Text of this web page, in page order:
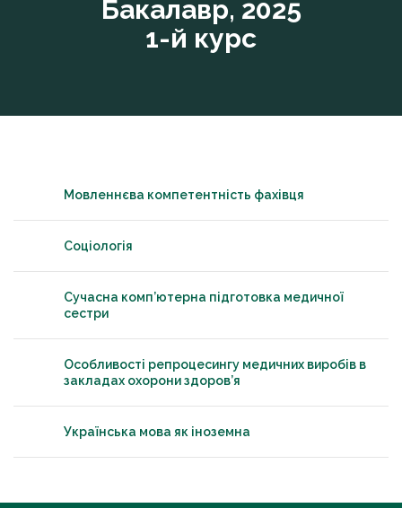
Бакалавр, 2025
1-й курс
Мовленнєва компетентність фахівця
Соціологія
Сучасна комп’ютерна підготовка медичної
сестри
Особливості репроцесингу медичних виробів в
закладах охорони здоров’я
Українська мова як іноземна